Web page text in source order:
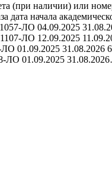
(при наличии) или
дата начала
ЛО 04.09.2025
ЛО 12.09.2025
01.09.2025 31.08.2026
ЛО 01.09.2025